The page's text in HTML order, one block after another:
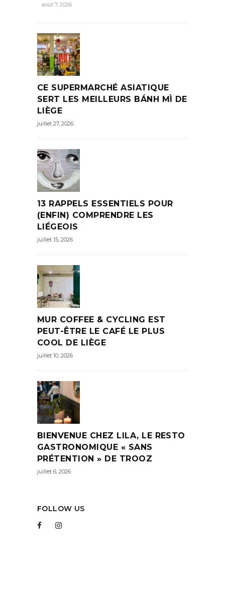
août 7, 2026
CE SUPERMARCHÉ ASIATIQUE
SERT LES MEILLEURS BÁNH MÌ DE
LIÈGE
juillet 27, 2026
13 RAPPELS ESSENTIELS POUR
(ENFIN) COMPRENDRE LES
LIÉGEOIS
juillet 15, 2026
MUR COFFEE & CYCLING EST
PEUT-ÊTRE LE CAFÉ LE PLUS
COOL DE LIÈGE
juillet 10, 2026
BIENVENUE CHEZ LILA, LE RESTO
GASTRONOMIQUE « SANS
PRÉTENTION » DE TROOZ
juillet 6, 2026
FOLLOW US